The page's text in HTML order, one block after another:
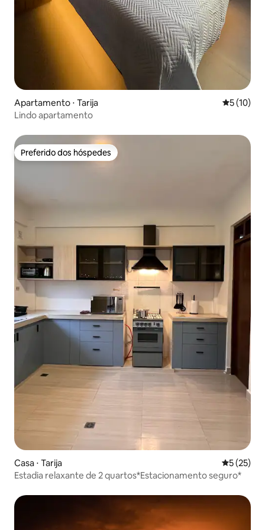
Apartamento ⋅ Tarija 5 de uma
5 (10)
Lindo apartamento
Preferido dos hóspedes
Preferido dos hóspedes
Casa ⋅ Tarija 5 de uma
5 (25)
Estadia relaxante de 2 quartos*Estacionamento seguro*